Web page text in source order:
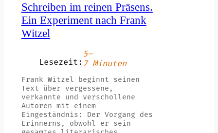
Schreiben im reinen Präsens.
Ein Experiment nach Frank
Witzel
Lesezeit:
5–
7 Minuten
Frank Witzel beginnt seinen
Text über vergessene,
verkannte und verschollene
Autoren mit einem
Eingeständnis: Der Vorgang des
Erinnerns, obwohl er sein